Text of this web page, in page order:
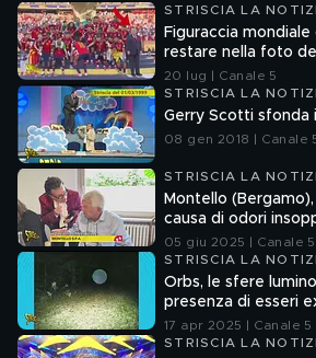
STRISCIA LA
Figuraccia
restare nella foto
premiazione
20 lug | Canale 5
STRISCIA LA
Gerry Scotti sfonda
08 gen 2018 | Canale
STRISCIA LA
Montello
causa di odori
05 giu 2025 | Canale 5
STRISCIA LA
Orbs, le sfere
presenza di esseri
17 apr 2025 | Canale 5
STRISCIA LA